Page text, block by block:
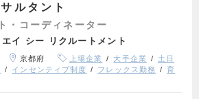
ルタント
・コーディネーター
イ シー リクルートメント
京都府 上場企業 大手企業
土日
インセンティブ制度 フレックス勤務
育